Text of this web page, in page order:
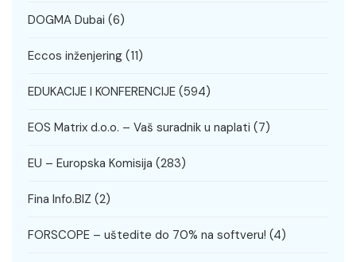
DOGMA Dubai (6)
Eccos inženjering (11)
EDUKACIJE I KONFERENCIJE (594)
EOS Matrix d.o.o. – Vaš suradnik u naplati (7)
EU – Europska Komisija (283)
Fina Info.BIZ (2)
FORSCOPE – uštedite do 70% na softveru! (4)